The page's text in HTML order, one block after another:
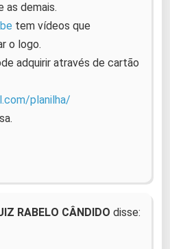
as demais.
tem vídeos que
o logo.
adquirir através de cartão
planilha/
RABELO CÂNDIDO disse: